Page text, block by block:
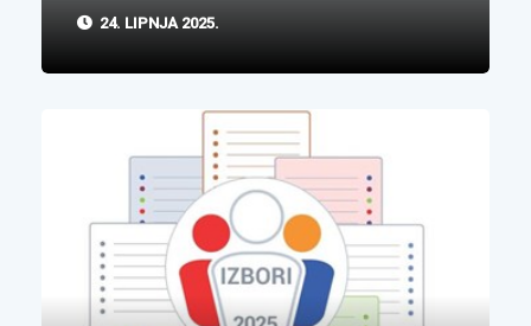
24. LIPNJA 2025.